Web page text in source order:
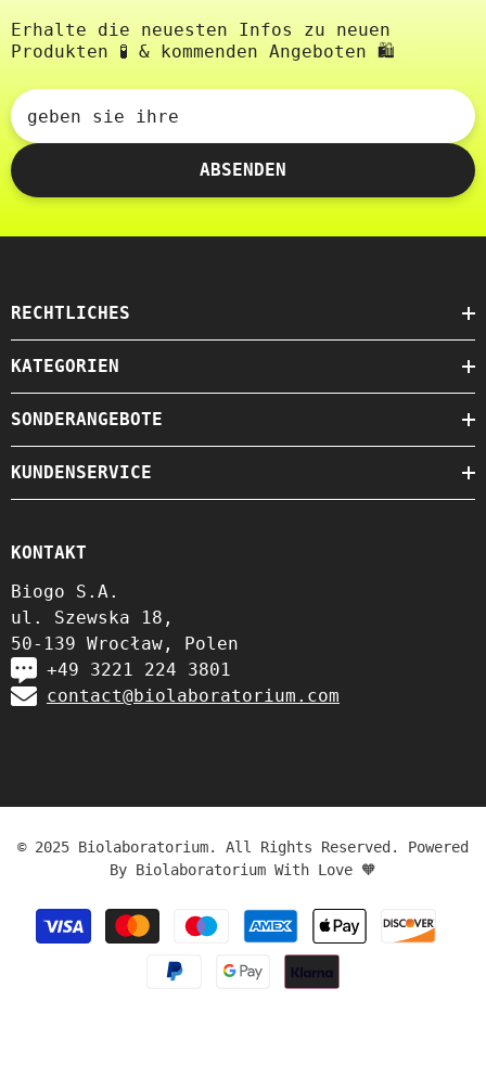
Erhalte die neuesten Infos zu neuen
Produkten 🧪 & kommenden Angeboten 🛍️
geben sie ihre
ABSENDEN
RECHTLICHES
KATEGORIEN
SONDERANGEBOTE
KUNDENSERVICE
KONTAKT
Biogo S.A.
ul. Szewska 18,
50-139 Wrocław, Polen
+49 3221 224 3801
contact@biolaboratorium.com
© 2025 Biolaboratorium. All Rights Reserved. Powered
By Biolaboratorium With Love 🧡
Zahlungsmethoden